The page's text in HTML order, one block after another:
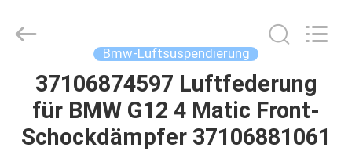
HAUS
PRODUKTE
Rights
Bmw-Luftsuspendierung
37106874597 Luftfederung
für BMW G12 4 Matic Front-
Schockdämpfer 37106881061